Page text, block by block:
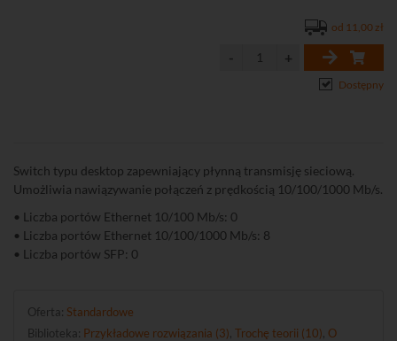
od 11,00 zł
Dostępny
Switch typu desktop zapewniający płynną transmisję sieciową.
Umożliwia nawiązywanie połączeń z prędkością 10/100/1000 Mb/s.
• Liczba portów Ethernet 10/100 Mb/s: 0
• Liczba portów Ethernet 10/100/1000 Mb/s: 8
• Liczba portów SFP: 0
Oferta: Standardowe
Biblioteka: Przykładowe rozwiązania (3) Trochę teorii (10) O